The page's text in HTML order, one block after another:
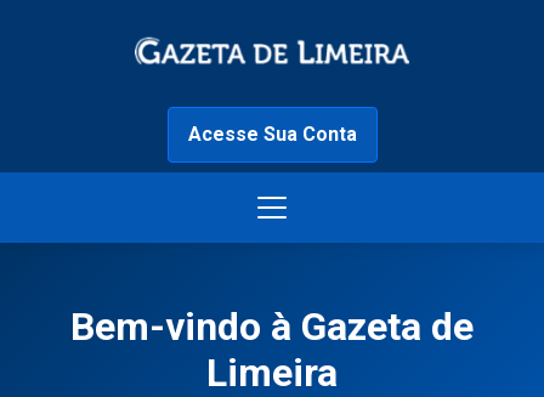
Acesse Sua Conta
Bem-vindo à Gazeta de
Limeira